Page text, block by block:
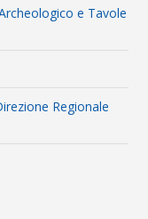
e Tavole
Regionale